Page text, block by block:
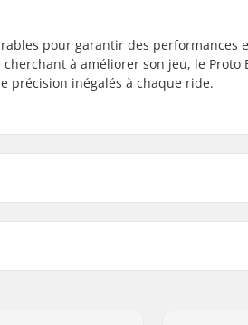
pour garantir des performances
à améliorer son jeu, le Proto
précision inégalés à chaque ride.
Vis: